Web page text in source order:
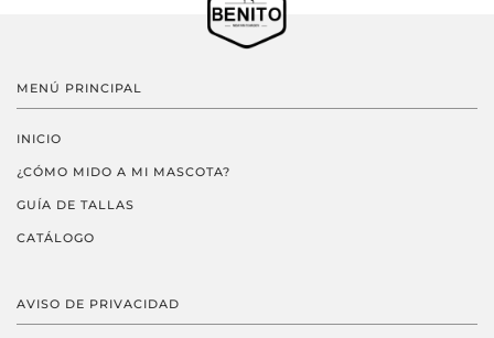
MENÚ PRINCIPAL
INICIO
¿CÓMO MIDO A MI MASCOTA?
GUÍA DE TALLAS
CATÁLOGO
AVISO DE PRIVACIDAD